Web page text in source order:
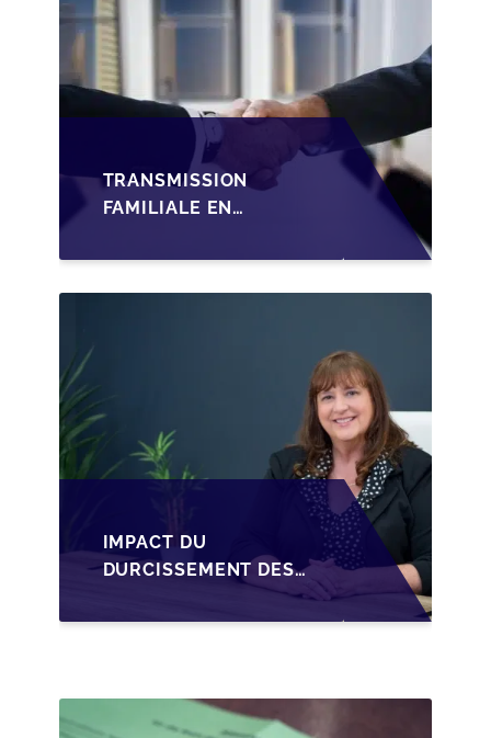
TRANSMISSION
FAMILIALE EN
STRUCTURER LA
CESSION DES PARTS
IMPACT DU
DURCISSEMENT DES
CRÉDIT SUR LA